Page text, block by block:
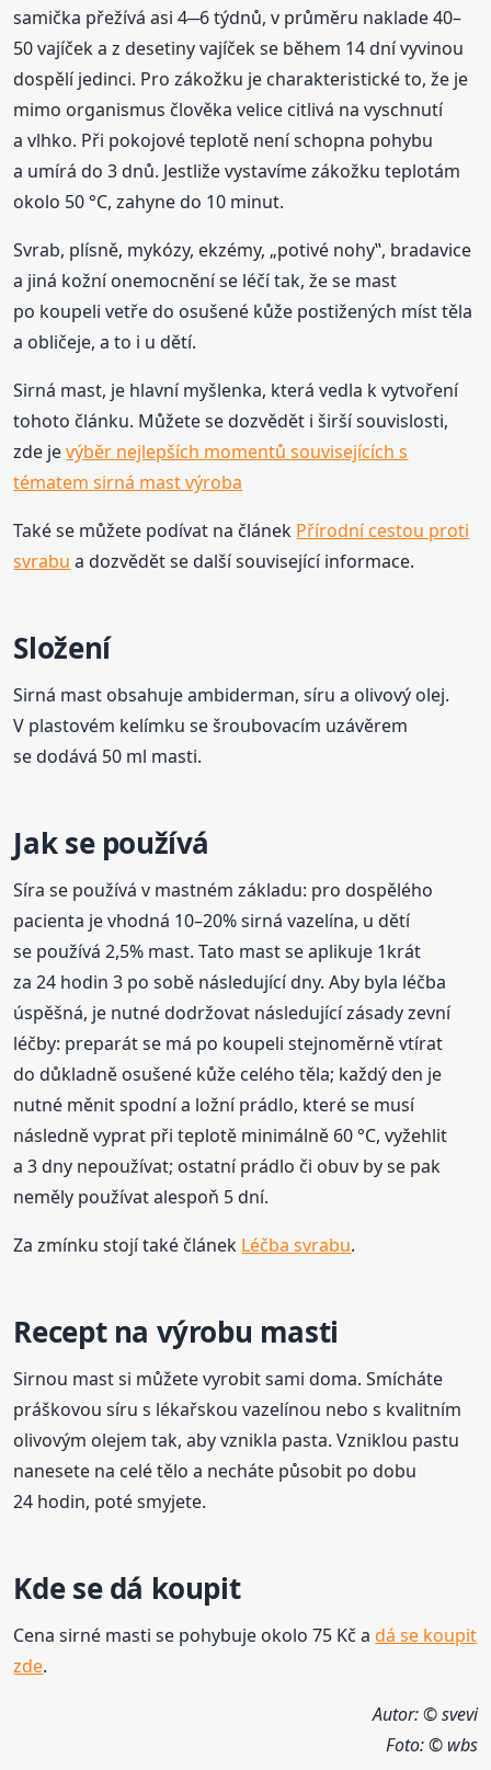
samička přežívá asi 4─6 týdnů, v průměru naklade 40–
50 vajíček a z desetiny vajíček se během 14 dní vyvinou
dospělí jedinci. Pro zákožku je charakteristické to, že je
mimo organismus člověka velice citlivá na vyschnutí
a vlhko. Při pokojové teplotě není schopna pohybu
a umírá do 3 dnů. Jestliže vystavíme zákožku teplotám
okolo 50 °C, zahyne do 10 minut.
Svrab, plísně, mykózy, ekzémy, „potivé nohy‟, bradavice
a jiná kožní onemocnění se léčí tak, že se mast
po koupeli vetře do osušené kůže postižených míst těla
a obličeje, a to i u dětí.
Sirná mast, je hlavní myšlenka, která vedla k vytvoření
tohoto článku. Můžete se dozvědět i širší souvislosti,
zde jevýběr nejlepších momentů souvisejících s
tématem sirná mast výroba
Také se můžete podívat na článek Přírodní cestou proti
svrabu a dozvědět se další související informace.
Složení
Sirná mast obsahuje ambiderman, síru a olivový olej.
V plastovém kelímku se šroubovacím uzávěrem
se dodává 50 ml masti.
Jak se používá
Síra se používá v mastném základu: pro dospělého
pacienta je vhodná 10–20% sirná vazelína, u dětí
se používá 2,5% mast. Tato mast se aplikuje 1krát
za 24 hodin 3 po sobě následující dny. Aby byla léčba
úspěšná, je nutné dodržovat následující zásady zevní
léčby: preparát se má po koupeli stejnoměrně vtírat
do důkladně osušené kůže celého těla; každý den je
nutné měnit spodní a ložní prádlo, které se musí
následně vyprat při teplotě minimálně 60 °C, vyžehlit
a 3 dny nepoužívat; ostatní prádlo či obuv by se pak
neměly používat alespoň 5 dní.
Za zmínku stojí také článek Léčba svrabu.
Recept na výrobu masti
Sirnou mast si můžete vyrobit sami doma. Smícháte
práškovou síru s lékařskou vazelínou nebo s kvalitním
olivovým olejem tak, aby vznikla pasta. Vzniklou pastu
nanesete na celé tělo a necháte působit po dobu
24 hodin, poté smyjete.
Kde se dá koupit
Cena sirné masti se pohybuje okolo 75 Kč adá se koupit
zde.
Autor: © svevi
Foto:© wbs